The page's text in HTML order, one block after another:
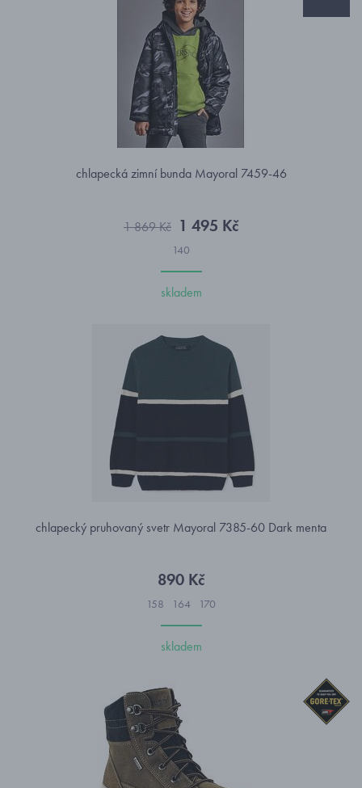
chlapecká zimní bunda Mayoral 7459-46
1 869 Kč 1 495 Kč
140
skladem
chlapecký pruhovaný svetr Mayoral 7385-60 Dark menta
890 Kč
158 164 170
skladem